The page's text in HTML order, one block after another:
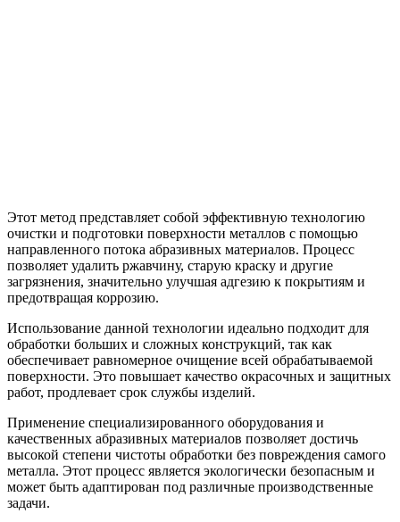
Этот метод представляет собой эффективную технологию
очистки и подготовки поверхности металлов с помощью
направленного потока абразивных материалов. Процесс
позволяет удалить ржавчину, старую краску и другие
загрязнения, значительно улучшая адгезию к покрытиям и
предотвращая коррозию.
Использование данной технологии идеально подходит для
обработки больших и сложных конструкций, так как
обеспечивает равномерное очищение всей обрабатываемой
поверхности. Это повышает качество окрасочных и защитных
работ, продлевает срок службы изделий.
Применение специализированного оборудования и
качественных абразивных материалов позволяет достичь
высокой степени чистоты обработки без повреждения самого
металла. Этот процесс является экологически безопасным и
может быть адаптирован под различные производственные
задачи.